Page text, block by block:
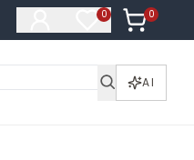
0
Produkty na
0
Produkty
AI